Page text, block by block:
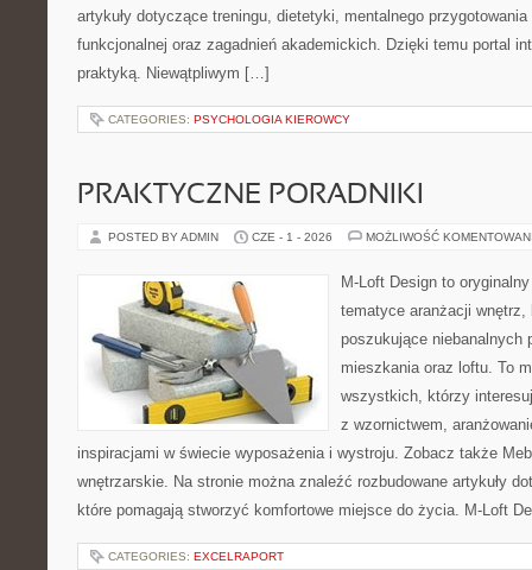
artykuły dotyczące treningu, dietetyki, mentalnego
funkcjonalnej oraz zagadnień akademickich. Dzięki temu portal
praktyką. Niewątpliwym […]
CATEGORIES: PSYCHOLOGIA KIEROWCY
PRAKTYCZNE PORADNIKI
POSTED BY ADMIN CZE - 1 - 2026 MOŻLIWOŚĆ
M-Loft Design to
tematyce aranżacji
poszukujące niebanalnych
mieszkania oraz loftu. To
wszystkich, którzy
z wzornictwem,
inspiracjami w świecie wyposażenia i wystroju. Zobacz także
wnętrzarskie. Na stronie można znaleźć rozbudowane artykuły
które pomagają stworzyć komfortowe miejsce do życia. M-Loft
CATEGORIES: EXCELRAPORT